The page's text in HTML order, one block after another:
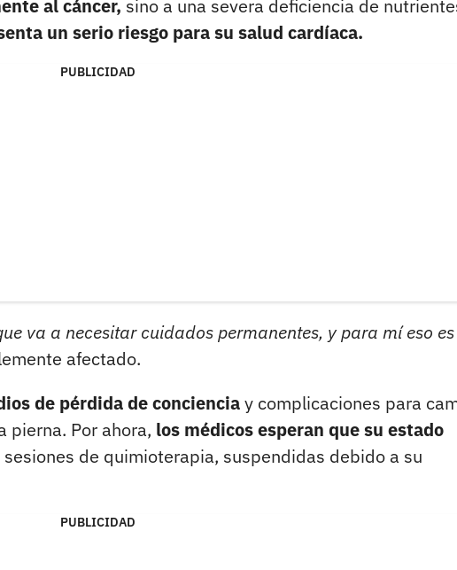
al cáncer, sino a una severa deficiencia de
un serio riesgo para su salud cardíaca.
PUBLICIDAD
va a necesitar cuidados permanentes, y para mí eso
afectado.
de pérdida de concienciay complicaciones para
pierna. Por ahora, los médicos esperan que su estado
de quimioterapia, suspendidas debido a su
PUBLICIDAD